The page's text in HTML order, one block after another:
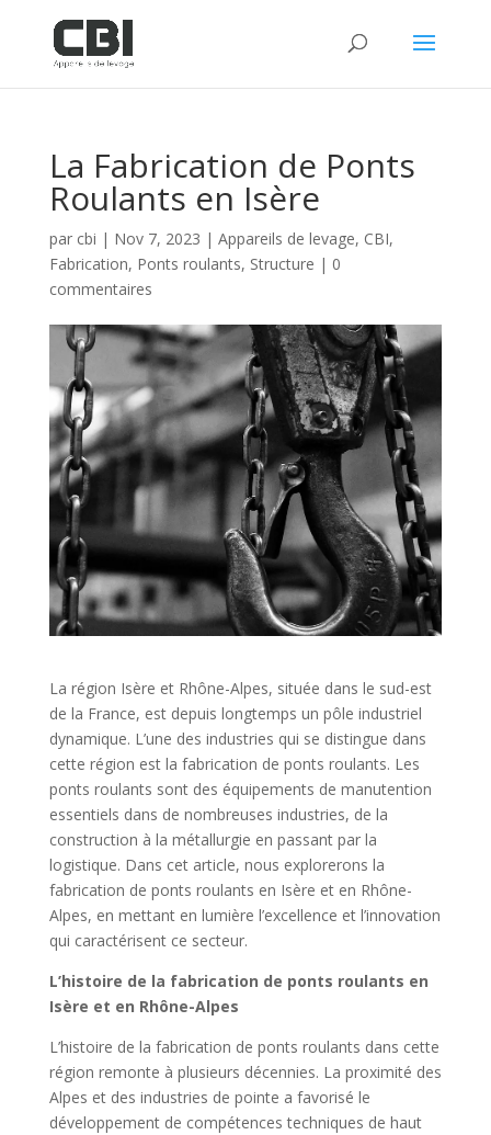
La Fabrication de Ponts
Roulants en Isère
par cbi | Nov 7, 2023 | Appareils de levage, CBI,
Fabrication, Ponts roulants, Structure | 0
commentaires
La région Isère et Rhône-Alpes, située dans le sud-est
de la France, est depuis longtemps un pôle industriel
dynamique. L’une des industries qui se distingue dans
cette région est la fabrication de ponts roulants. Les
ponts roulants sont des équipements de manutention
essentiels dans de nombreuses industries, de la
construction à la métallurgie en passant par la
logistique. Dans cet article, nous explorerons la
fabrication de ponts roulants en Isère et en Rhône-
Alpes, en mettant en lumière l’excellence et l’innovation
qui caractérisent ce secteur.
L’histoire de la fabrication de ponts roulants en
Isère et en Rhône-Alpes
L’histoire de la fabrication de ponts roulants dans cette
région remonte à plusieurs décennies. La proximité des
Alpes et des industries de pointe a favorisé le
développement de compétences techniques de haut